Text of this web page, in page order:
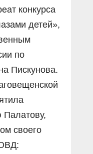
конкурса
детей»,
по
Пискунова.
своего